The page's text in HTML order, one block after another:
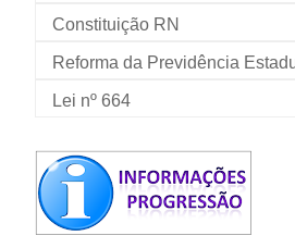
Constituição RN
Reforma da Previdência
Lei nº 664